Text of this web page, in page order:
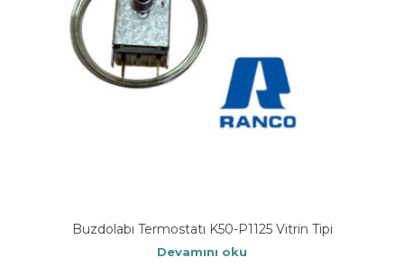
Buzdolabı Termostatı K50-P1125 Vitrin Tipi
Devamını oku